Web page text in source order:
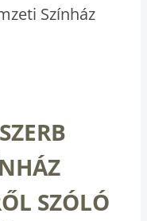
Színház
SZÓLÓ